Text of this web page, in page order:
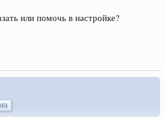
или помочь в настройке?